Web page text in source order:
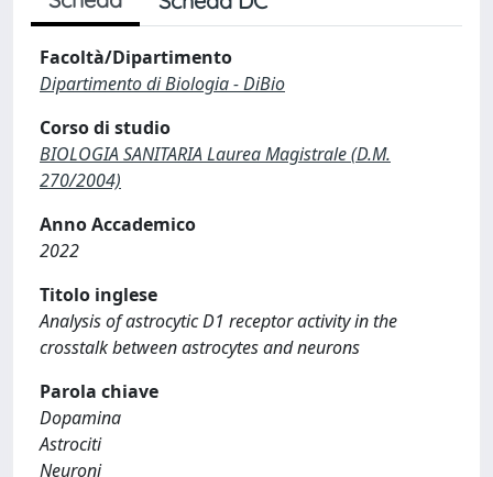
Facoltà/Dipartimento
Dipartimento di Biologia - DiBio
Corso di studio
BIOLOGIA SANITARIA Laurea Magistrale (D.M.
270/2004)
Anno Accademico
2022
Titolo inglese
Analysis of astrocytic D1 receptor activity in the
crosstalk between astrocytes and neurons
Parola chiave
Dopamina
Astrociti
Neuroni